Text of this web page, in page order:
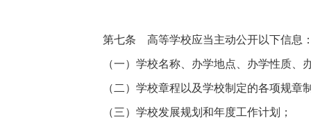
第七条 高等学校应当主动公开以下信息
（一）学校名称、办学地点、办学性质、办
（二）学校章程以及学校制定的各项规章
（三）学校发展规划和年度工作计划；